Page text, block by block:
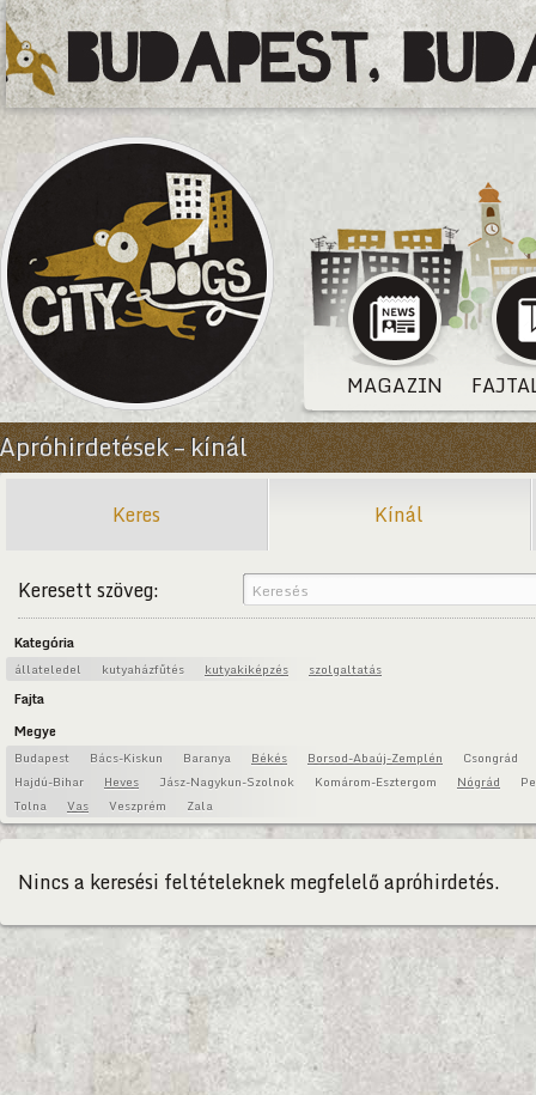
MAGAZIN
Apróhirdetések – kínál
Keres Kínál
Keresett szöveg:
Kategória
állateledel kutyaházfűtés kutyakiképzés szolgaltatás
Fajta
Megye
Budapest Bács-Kiskun Baranya Békés Borsod-Abaúj-Zemplén
Csongrád
Hajdú-Bihar
Heves Jász-Nagykun-Szolnok Komárom-Esztergom Nógrád
Tolna
Vas Veszprém Zala
Nincs a keresési feltételeknek megfelelő apróhirdetés.